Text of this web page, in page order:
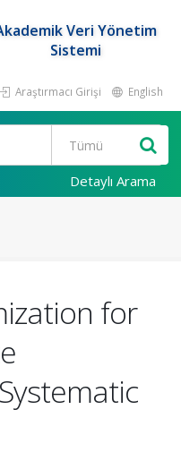
Veri Yönetim
Sistemi
Araştırmacı Girişi English
Detaylı Arama
for